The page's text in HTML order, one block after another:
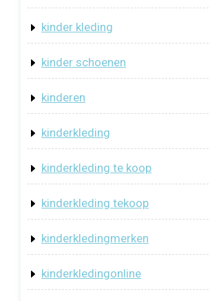
kinder kleding
kinder schoenen
kinderen
kinderkleding
kinderkleding te koop
kinderkleding tekoop
kinderkledingmerken
kinderkledingonline